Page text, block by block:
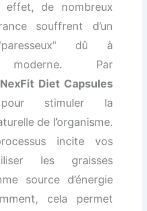
effet, de nombreux
souffrent d’un
dû à
moderne. Par
NexFit Diet Capsules
pour stimuler la
de l’organisme.
incite vos
les graisses
source d’énergie
cela permet